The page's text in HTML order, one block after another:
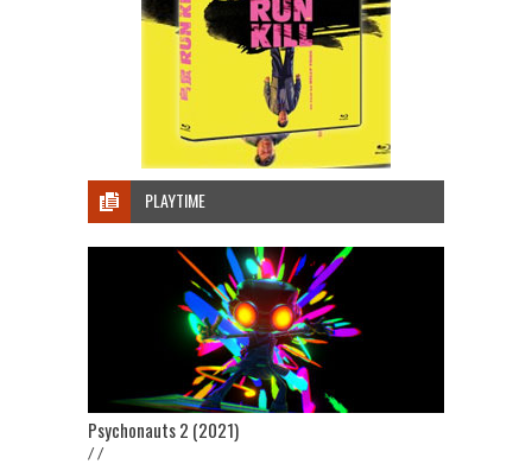
PLAYTIME
Psychonauts 2 (2021)
/ /